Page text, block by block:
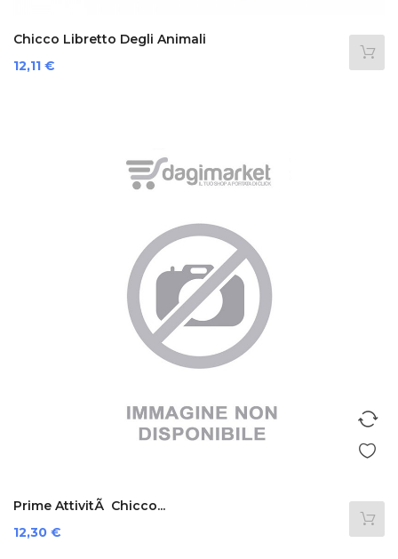
Chicco Libretto Degli Animali
Prezzo
12,11 €
Prime AttivitÃ Chicco...
Prezzo
12,30 €